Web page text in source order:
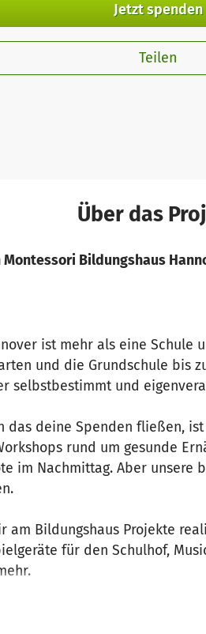
Jetzt spenden
Teilen
Über das
Bildungshaus
ist mehr als eine
und die Grundschule bis
selbstbestimmt und
das deine Spenden fließen,
rund um gesunde
im Nachmittag. Aber unsere
am Bildungshaus Projekte
für den Schulhof,
deine Unterstützung! Bitte